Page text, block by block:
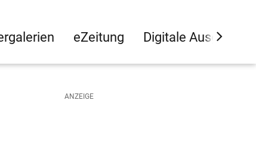
eZeitung Digitale Ausgaben